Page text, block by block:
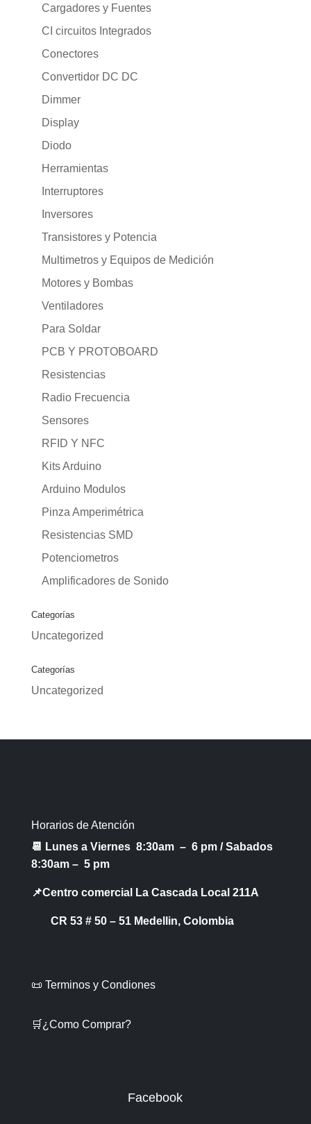
Cargadores y Fuentes
CI circuitos Integrados
Conectores
Convertidor DC DC
Dimmer
Display
Diodo
Herramientas
Interruptores
Inversores
Transistores y Potencia
Multimetros y Equipos de Medición
Motores y Bombas
Ventiladores
Para Soldar
PCB Y PROTOBOARD
Resistencias
Radio Frecuencia
Sensores
RFID Y NFC
Kits Arduino
Arduino Modulos
Pinza Amperimétrica
Resistencias SMD
Potenciometros
Amplificadores de Sonido
Categorías
Uncategorized
Categorías
Uncategorized
Horarios de Atención
📆 Lunes a Viernes 8:30am – 6 pm /Sabados
8:30am – 5 pm
📌Centro comercial La Cascada Local 211A
CR 53 # 50 – 51 Medellin, Colombia
📜 Terminos y Condiones
🛒¿Como Comprar?
Facebook